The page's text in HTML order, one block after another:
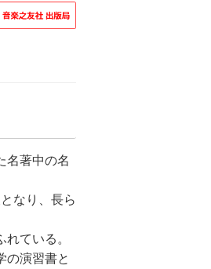
名著中の名
なり、長ら
ている。
の演習書と